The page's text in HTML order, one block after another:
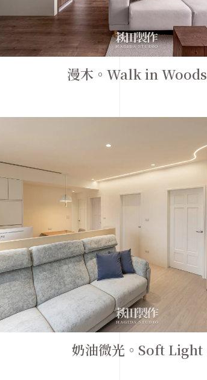
漫木。Walk in Woods
奶油微光。Soft Light